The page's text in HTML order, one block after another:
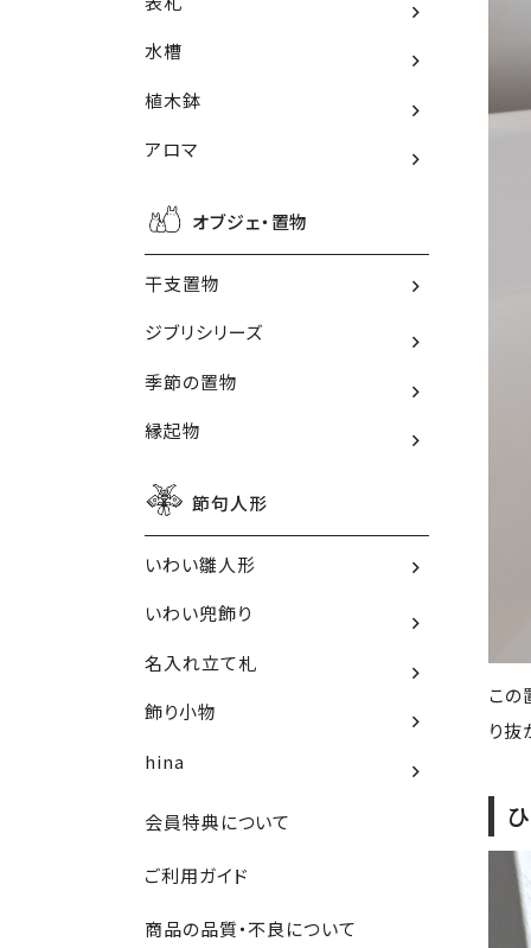
水槽
植木鉢
アロマ
オブジェ・置物
干支置物
ジブリシリーズ
季節の置物
縁起物
節句人形
いわい雛人形
いわい兜飾り
名入れ立て札
飾り小物
hina
会員特典について
ご利用ガイド
商品の品質・不良について
この
り抜